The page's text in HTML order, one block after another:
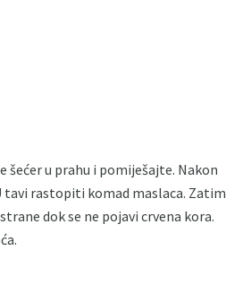
šećer u prahu i pomiješajte. Nakon
rastopiti komad maslaca. Zatim
dok se ne pojavi crvena kora.